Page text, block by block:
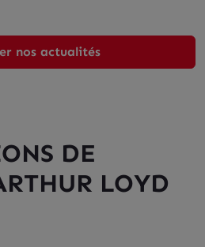
nos actualités
DE
LOYD